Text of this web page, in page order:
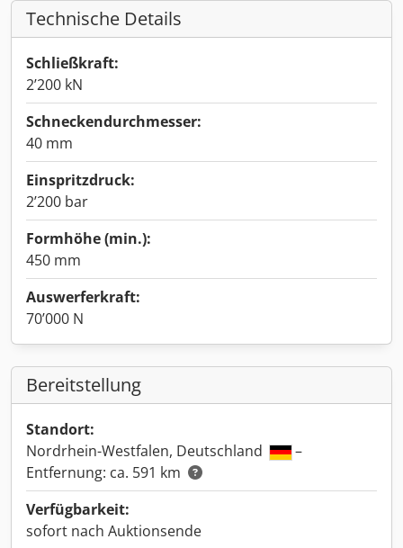
Technische Details
Schließkraft:
2’200 kN
Schneckendurchmesser:
40 mm
Einspritzdruck:
2’200 bar
Formhöhe (min.):
450 mm
Auswerferkraft:
70’000 N
Bereitstellung
Standort:
Nordrhein-Westfalen, Deutschland
–
Entfernung: ca. 591 km
Verfügbarkeit:
sofort nach Auktionsende